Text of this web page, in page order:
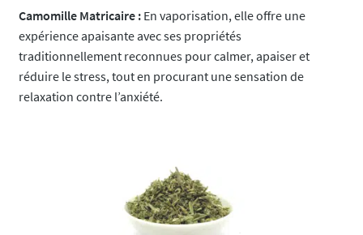
Camomille Matricaire :En vaporisation, elle offre une
expérience apaisante avec ses propriétés
traditionnellement reconnues pour calmer, apaiser et
réduire le stress, tout en procurant une sensation de
relaxation contre l’anxiété.